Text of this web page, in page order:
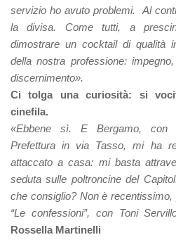
servizio ho avuto problemi. Al
la divisa. Come tutti, a
dimostrare un cocktail di qualità
della nostra professione:
discernimento».
Ci tolga una curiosità: si
cinefila.
«Ebbene sì. E Bergamo, con
Prefettura in via Tasso, mi ha
attaccato a casa: mi basta
seduta sulle poltroncine del
che consiglio? Non è recentissimo,
“Le confessioni”, con Toni
Rossella Martinelli